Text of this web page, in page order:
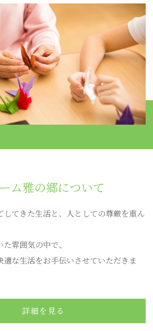
ム雅の郷について
してきた生活と、人としての尊厳を重ん
雰囲気の中で、
適な生活をお手伝いさせていただきま
詳細を見る